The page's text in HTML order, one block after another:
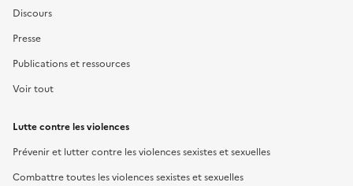
Discours
Presse
Publications et ressources
Voir tout
Lutte contre les violences
Prévenir et lutter contre les violences sexistes et sexuelles
Combattre toutes les violences sexistes et sexuelles